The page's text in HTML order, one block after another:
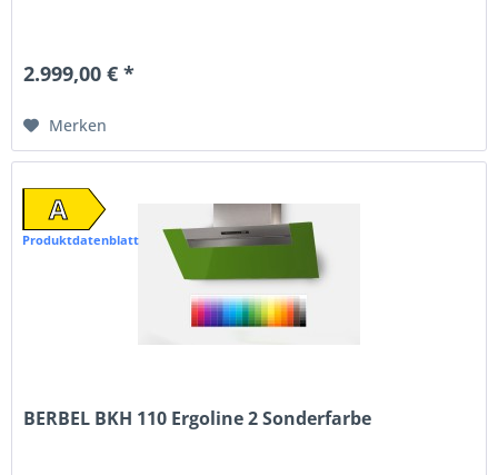
2.999,00 € *
Merken
A
Produktdatenblatt
BERBEL BKH 110 Ergoline 2 Sonderfarbe